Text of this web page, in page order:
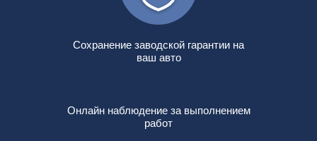
Сохранение заводской гарантии на
ваш авто
Онлайн наблюдение за выполнением
работ